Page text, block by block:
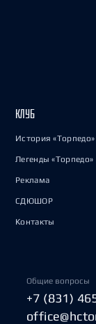
КЛУБ
История «Торпедо»
Легенды «Торпедо»
Реклама
СДЮШОР
Контакты
Общие вопросы
+7 (831)